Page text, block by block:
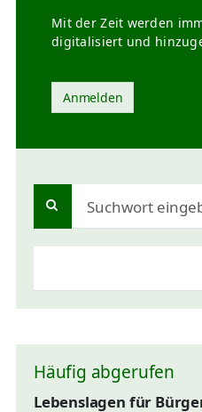
Mit der Zeit werden
digitalisiert und
Anmelden
Häufig abgerufen
Lebenslagen für